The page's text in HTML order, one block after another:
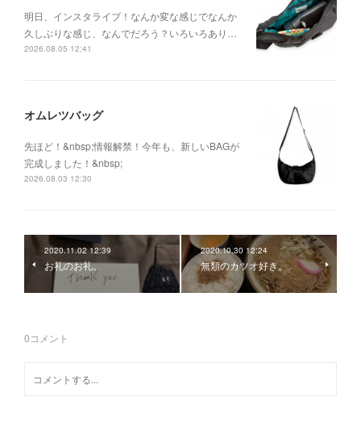
明日、インスタライブ！なんか変な感じでなんか
久しぶりな感じ、なんでだろう？いろいろあり…
2026.08.05 12:41
オムレツバッグ
先ほど！&nbsp;情報解禁！今年も、新しいBAGが
完成しました！&nbsp;
2026.08.03 12:30
2020.11.02 12:39
お礼のお礼。
2020.10.30 12:24
無類のカツオ好き。
0コメント